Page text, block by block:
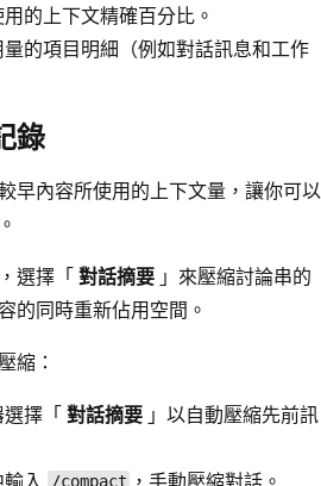
的上下文精確百分比。
的項目明細（例如對話訊息和工作
錄
早內容所使用的上下文量，讓你可以
選擇「對話摘要 」來壓縮討論串的
的同時重新佔用空間。
縮：
擇「對話摘要 」以自動壓縮先前訊
/compact